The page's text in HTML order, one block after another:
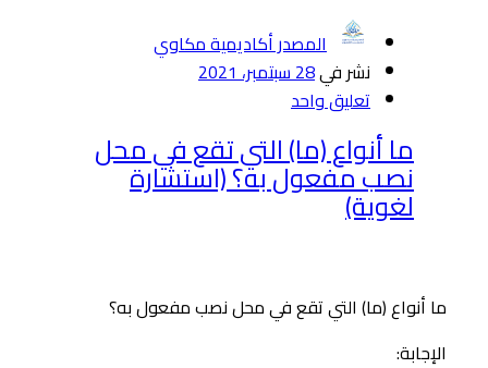
المصدر أكاديمية مكاوي
نشر في28 سبتمبر، 2021
تعليق واحد
ما أنواع (ما) التي تقع في محل
نصب مفعول به؟ (استشارة
لغوية)
ما أنواع (ما) التي تقع في محل نصب مفعول به؟
الإجابة: